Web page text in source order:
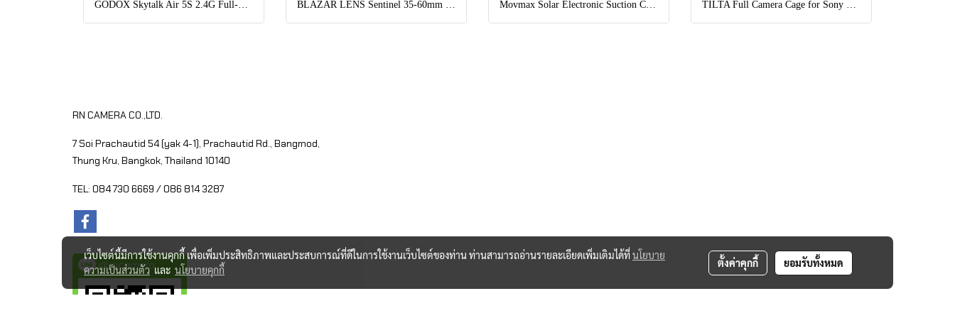
GODOX Skytalk Air 5S 2.4G Full-Duplex Wireless Intercom System BLAZAR LENS Sentinel 35-60mm T2.2-T2.8 Full-Frame 1.33x Anamorphic Zoom Lens (Sony E) Movmax Solar Electronic Suction Cup Multi-Interface Expansion Edition TILTA Full Camera Cage for Sony FX5
RN CAMERA CO.,LTD.
7 Soi Prachautid 54 (yak 4-1), Prachautid Rd., Bangmod,
Thung Kru, Bangkok, Thailand 10140
TEL: 084 730 6669 / 086 814 3287
@rncamera
เว็บไซต์นี้มีการใช้งานคุกกี้ เพื่อเพิ่มประสิทธิภาพและประสบการณ์ที่ดีในการใช้งานเว็บไซต์ของท่าน ท่านสามารถอ่านรายละเอียดเพิ่มเติมได้ที่นโยบาย
ความเป็นส่วนตัวและ นโยบายคุกกี้
ตั้งค่าคุกกี้ ยอมรับทั้งหมด